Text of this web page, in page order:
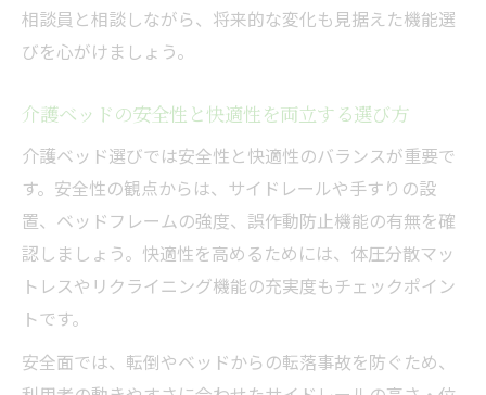
相談員と相談しながら、将来的な変化も見据えた機能選
びを心がけましょう。
介護ベッドの安全性と快適性を両立する選び方
介護ベッド選びでは安全性と快適性のバランスが重要で
す。安全性の観点からは、サイドレールや手すりの設
置、ベッドフレームの強度、誤作動防止機能の有無を確
認しましょう。快適性を高めるためには、体圧分散マッ
トレスやリクライニング機能の充実度もチェックポイン
トです。
安全面では、転倒やベッドからの転落事故を防ぐため、